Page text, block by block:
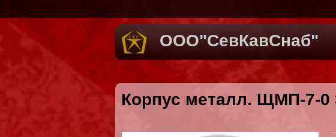
1
ООО"СевКавСнаб"
Корпус металл. ЩМП-7-0